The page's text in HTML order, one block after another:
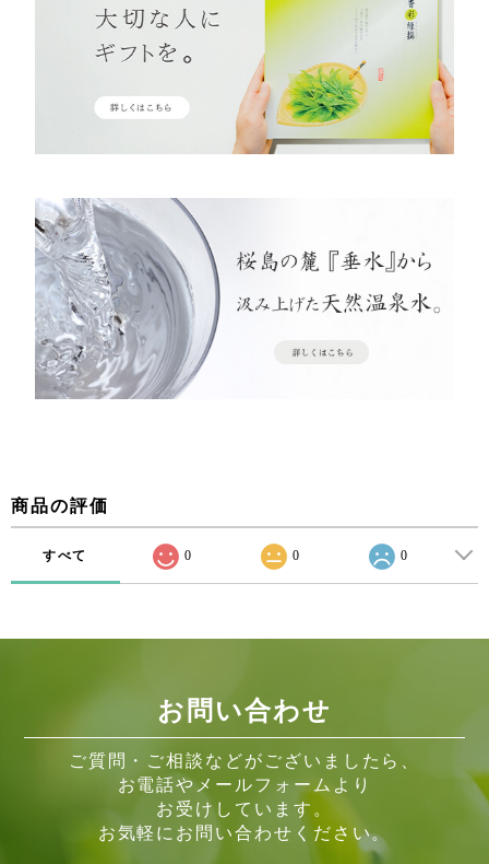
商品の評価
すべて 0 0 0
お問い合わせ
ご質問・ご相談などがございましたら、
お電話やメールフォームより
お受けしています。
お気軽にお問い合わせください。